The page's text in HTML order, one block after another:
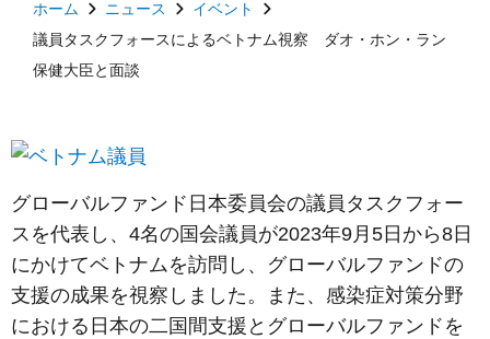
ホーム ニュース イベント
議員タスクフォースによるベトナム視察 ダオ・ホン・ラン
保健大臣と面談
グローバルファンド日本委員会の議員タスクフォー
スを代表し、4名の国会議員が2023年9月5日から8日
にかけてベトナムを訪問し、グローバルファンドの
支援の成果を視察しました。また、感染症対策分野
における日本の二国間支援とグローバルファンドを